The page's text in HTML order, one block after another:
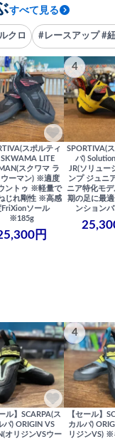
すべて見る
クロ #レースアップ #
スポルティ
SKWAMA LITE
スクワマ ラ
ウーマン) ※適度
ントゥ ※軽量で
じれ剛性 ※高感
FriXionソール
※185g
円
4
SPORTIVA(
バ)
JR(ソリュー
ンプ ジュニ
ニア特化モ
期の足に最
ンション
ル】SCARPA(ス
パ) ORIGIN VS
オリジンVSウー
4
【セール】
カルパ)
リジンVS) ※